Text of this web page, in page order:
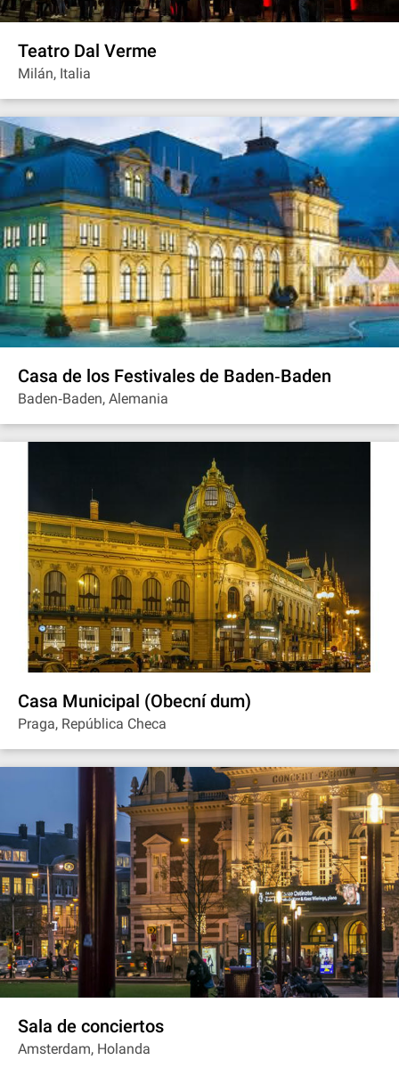
Teatro Dal Verme
Milán, Italia
Casa de los Festivales de Baden‐Baden
Baden‐Baden, Alemania
Casa Municipal (Obecní dum)
Praga, República Checa
Sala de conciertos
Amsterdam, Holanda